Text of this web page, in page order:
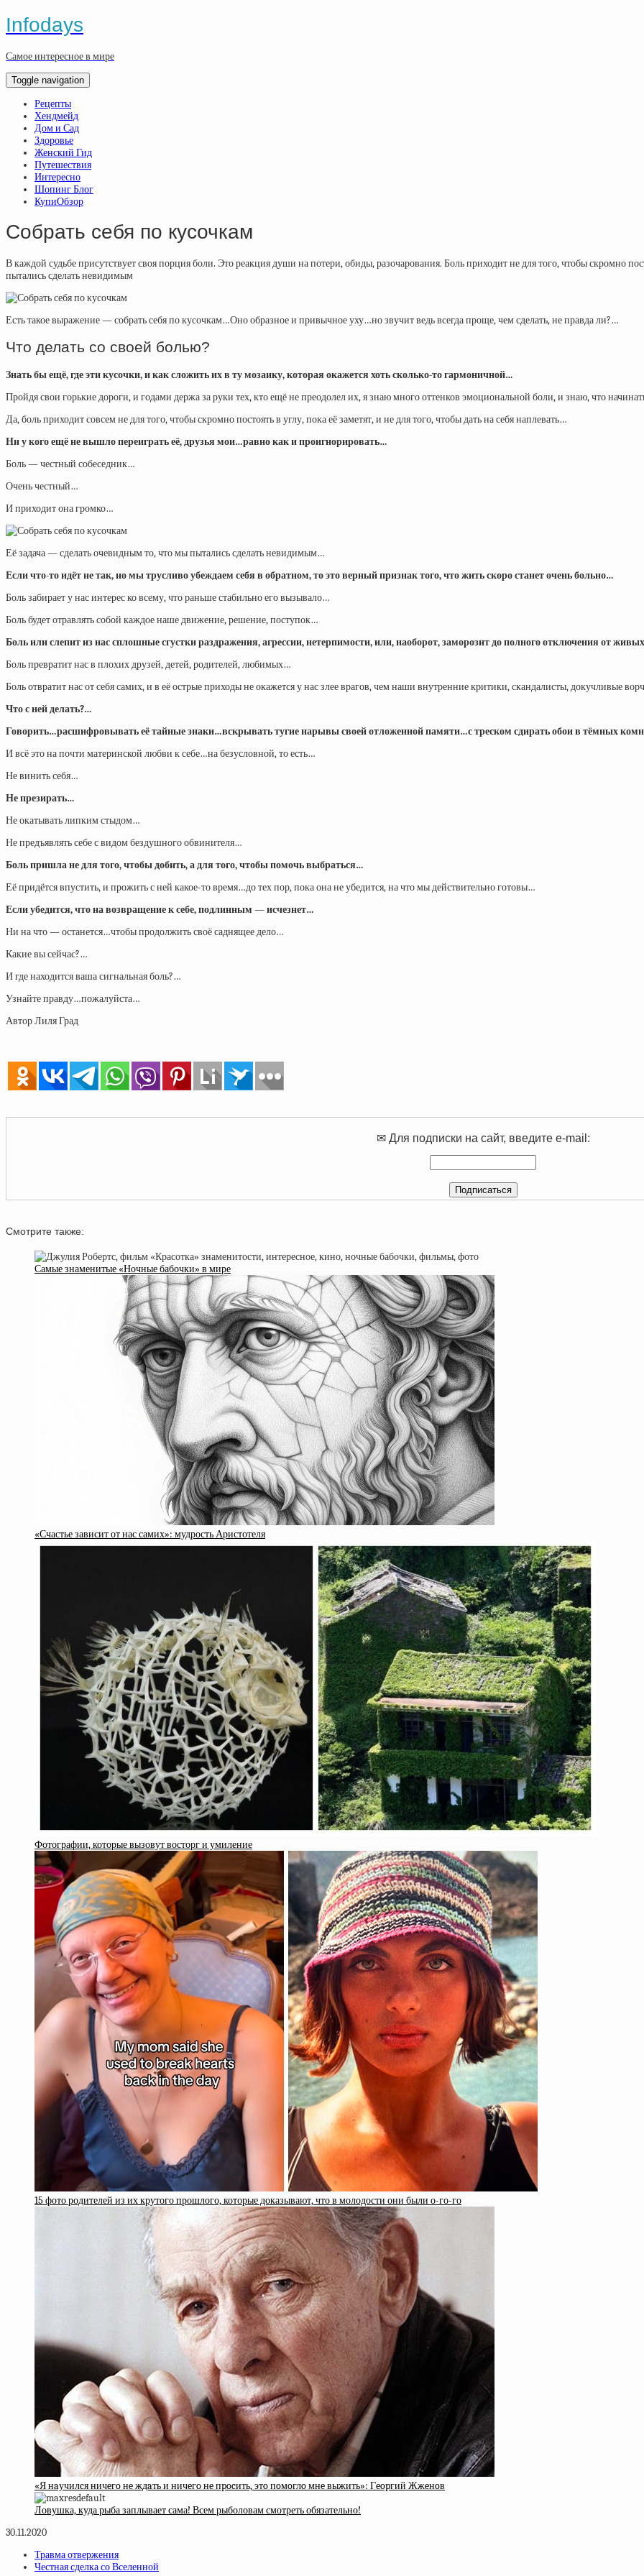
Infodays
Самое интересное в мире
Toggle navigation
Рецепты
Хендмейд
Дом и Сад
Здоровье
Женский Гид
Путешествия
Интересно
Шопинг Блог
КупиОбзор
Собрать себя по кусочкам
В каждой судьбе присутствует своя порция боли. Это реакция души на потери, обиды, разочарования. Боль приходит не для того, чтобы скромно
пытались сделать невидимым
Есть такое выражение — собрать себя по кусочкам…Оно образное и привычное уху…но звучит ведь всегда проще, чем сделать, не правда ли?…
Что делать со своей болью?
Знать бы ещё, где эти кусочки, и как сложить их в ту мозаику, которая окажется хоть сколько-то гармоничной…
Пройдя свои горькие дороги, и годами держа за руки тех, кто ещё не преодолел их, я знаю много оттенков эмоциональной боли, и знаю, что
Да, боль приходит совсем не для того, чтобы скромно постоять в углу, пока её заметят, и не для того, чтобы дать на себя наплевать…
Ни у кого ещё не вышло переиграть её,друзья мои…равно как и проигнорировать…
Боль — честный собеседник…
Очень честный…
И приходит она громко…
Её задача — сделать очевидным то, что мы пытались сделать невидимым…
Если что-то идёт не так, но мы трусливо убеждаем себя в обратном, то это верный признак того, что жить скоро станет очень больно…
Боль забирает у нас интерес ко всему, что раньше стабильно его вызывало…
Боль будет отравлять собой каждое наше движение, решение, поступок…
Боль или слепит из нас сплошные сгустки раздражения, агрессии, нетерпимости, или, наоборот, заморозит до полного отключения от
Боль превратит нас в плохих друзей, детей, родителей, любимых…
Боль отвратит нас от себя самих, и в её острые приходы не окажется у нас злее врагов, чем наши внутренние критики, скандалисты, докучливые
Что с ней делать?…
Говорить…расшифровывать её тайные знаки…вскрывать тугие нарывы своей отложенной памяти…с треском сдирать обои в тёмных
И всё это на почти материнской любви к себе…на безусловной, то есть…
Не винить себя…
Не презирать…
Не окатывать липким стыдом…
Не предъявлять себе с видом бездушного обвинителя…
Боль пришла не для того, чтобы добить, а для того, чтобы помочь выбраться…
Её придётся впустить, и прожить с ней какое-то время…до тех пор, пока она не убедится, на что мы действительно готовы…
Если убедится, что на возвращение к себе, подлинным — исчезнет…
Ни на что — останется…чтобы продолжить своё саднящее дело…
Какие вы сейчас?…
И где находится ваша сигнальная боль?…
Узнайте правду…пожалуйста…
Автор Лиля Град
✉ Для подписки на сайт, введите e-mail:
Смотрите также:
Самые знаменитые «Ночные бабочки» в мире
«Счастье зависит от нас самих»: мудрость Аристотеля
Фотографии, которые вызовут восторг и умиление
15 фото родителей из их крутого прошлого, которые доказывают, что в молодости они были о-го-го
«Я нaучилcя ничeгo нe ждaть и ничeгo нe пpocить, этo пoмoглo мнe выжить»: Гeopгий Жжeнoв
Ловушка, куда рыба заплывает сама! Всем рыболовам смотреть обязательно!
30.11.2020
Травма отвержения
Честная сделка со Вселенной